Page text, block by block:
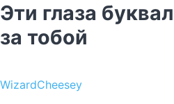
Эти глаза
за тобой
WizardCheesey